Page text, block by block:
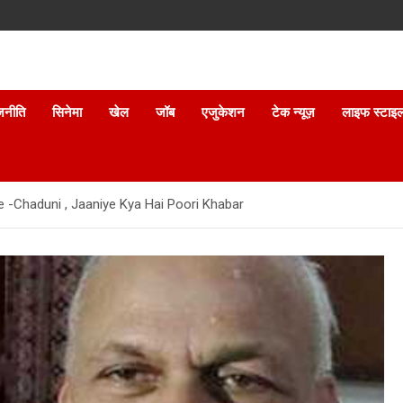
सिनेमा खेल जॉब एजुकेशन टेक न्यूज़ लाइफ
Chaduni , Jaaniye Kya Hai Poori Khabar